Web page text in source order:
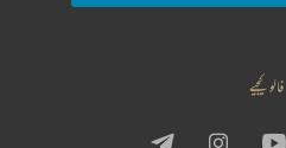
فالو کیجیے